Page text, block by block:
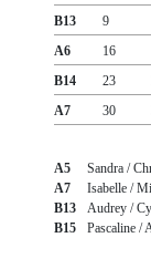
B13
9
A6
16
B14
23
A7
30
A5 Sandra /
A7
Isabelle /
B13
Audrey /
B15
Pascaline /